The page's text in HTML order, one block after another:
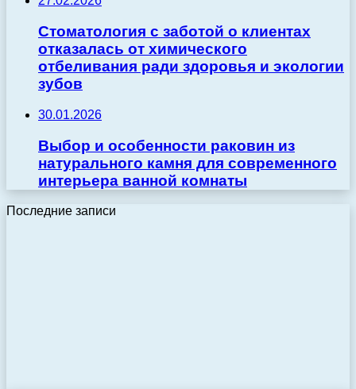
Стоматология с заботой о клиентах
отказалась от химического
отбеливания ради здоровья и экологии
зубов
30.01.2026
Выбор и особенности раковин из
натурального камня для современного
интерьера ванной комнаты
Последние записи